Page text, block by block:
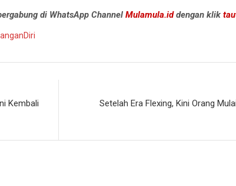
di WhatsApp Channel Mulamula.iddengan klik
Kembali
Setelah Era Flexing, Kini Orang